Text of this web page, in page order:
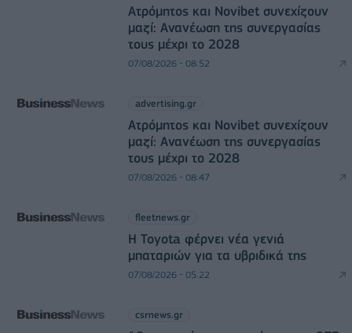
Ατρόμητος και Novibet συνεχίζουν
μαζί: Ανανέωση της συνεργασίας
τους μέχρι το 2028
07/08/2026 - 08:52
advertising.gr
Ατρόμητος και Novibet συνεχίζουν
μαζί: Ανανέωση της συνεργασίας
τους μέχρι το 2028
07/08/2026 - 08:47
fleetnews.gr
Η Toyota φέρνει νέα γενιά
μπαταριών για τα υβριδικά της
07/08/2026 - 05:22
csrnews.gr